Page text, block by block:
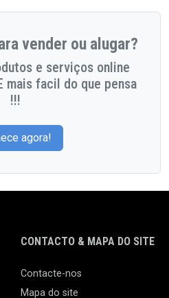
vender ou alugar?
e serviços online
mais facil do que pensa
!!!
agora!
CONTACTO & MAPA DO SITE
Contacte-nos
Mapa do site